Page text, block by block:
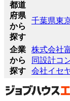
都道
府県
から
探す
千葉県東
企業
から
探す
株式会社
同設計コ
会社イセ